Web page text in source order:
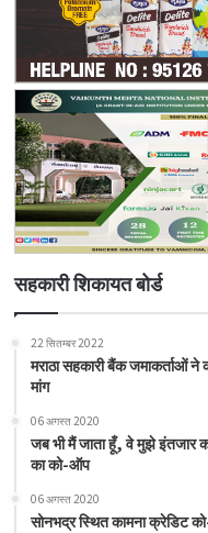
सहकारी शिकायत बोर्ड
22 सितम्बर 2022
मराठा सहकारी बैंक जमाकर्ताओं
मांग
06 अगस्त 2020
जब भी मैं जाता हूँ, वे मुझे इंतजार
का को-ऑप
06 अगस्त 2020
सोनभद्र स्थित कामना क्रेडिट